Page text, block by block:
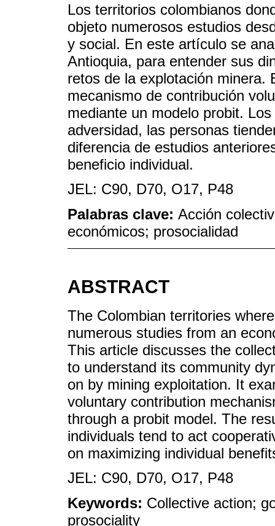
Los territorios colombianos
objeto numerosos estudios
y social. En este artículo se
Antioquia, para entender sus
retos de la explotación minera.
mecanismo de contribución
mediante un modelo probit.
adversidad, las personas
diferencia de estudios
beneficio individual.
JEL: C90, D70, O17, P48
Palabras clave: Acción
económicos; prosocialidad
ABSTRACT
The Colombian territories
numerous studies from an
This article discusses the
to understand its community
on by mining exploitation. It
voluntary contribution
through a probit model. The
individuals tend to act
on maximizing individual
JEL: C90, D70, O17, P48
Keywords: Collective action;
prosociality